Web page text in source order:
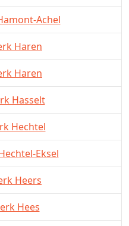
Achel
Haren
Haren
Hasselt
Hechtel
Eksel
Heers
Hees